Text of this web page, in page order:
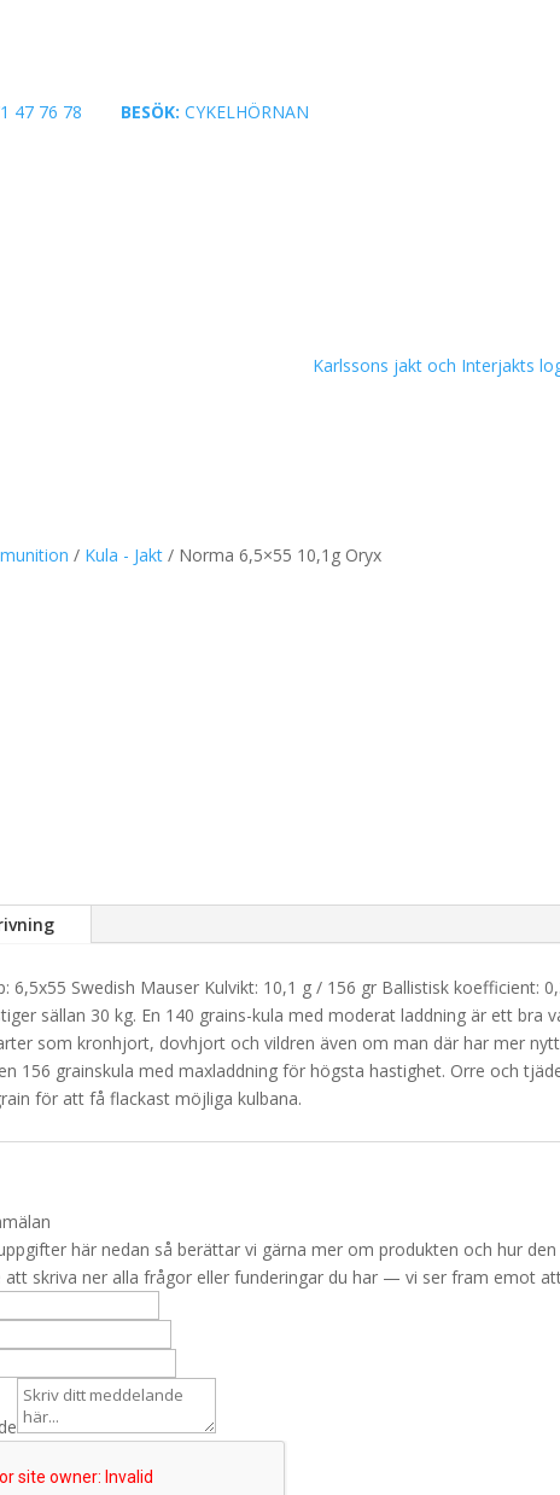
47 76 78 BESÖK: CYKELHÖRNAN
/ Kula - Jakt / Norma 6,5×55 10,1g Oryx
6,5x55 Swedish Mauser Kulvikt: 10,1 g / 156 gr Ballistisk
sällan 30 kg. En 140 grains-kula med moderat laddning är ett
som kronhjort, dovhjort och vildren även om man där har mer
156 grainskula med maxladdning för högsta hastighet. Orre och
för att få flackast möjliga kulbana.
här nedan så berättar vi gärna mer om produkten och hur
att skriva ner alla frågor eller funderingar du har — vi ser fram emot